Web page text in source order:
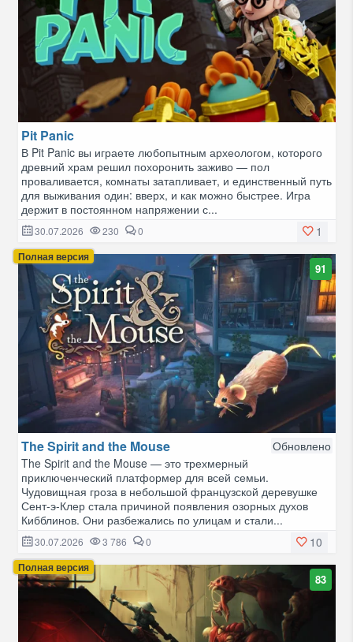
Pit Panic
В Pit Panic вы играете любопытным археологом, которого
древний храм решил похоронить заживо — пол
проваливается, комнаты затапливает, и единственный путь
для выживания один: вверх, и как можно быстрее. Игра
держит в постоянном напряжении с...
1
30.07.2026 230 0
Полная версия
91
The Spirit and the Mouse
Обновлено
The Spirit and the Mouse — это трехмерный
приключенческий платформер для всей семьи.
Чудовищная гроза в небольшой французской деревушке
Сент-э-Клер стала причиной появления озорных духов
Кибблинов. Они разбежались по улицам и стали...
10
30.07.2026 3 786 0
Полная версия
83